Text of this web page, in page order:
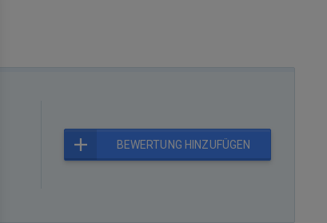
BEWERTUNG HINZUFÜGEN